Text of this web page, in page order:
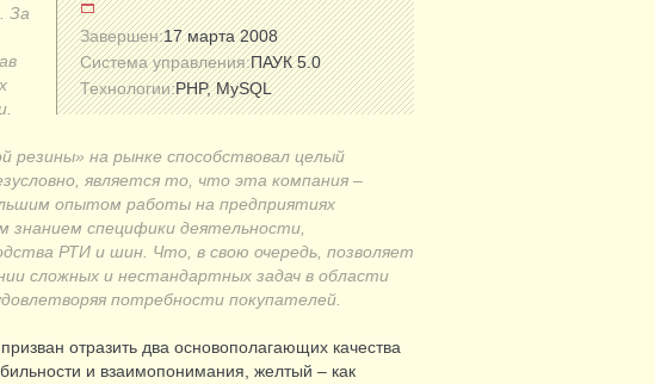
Завершен:17 марта 2008
Система управления:ПАУК 5.0
Технологии:PHP, MySQL
За
резины» на рынке способствовал целый
является то, что эта компания –
опытом работы на предприятиях
специфики деятельности,
РТИ и шин. Что, в свою очередь, позволяет
сложных и нестандартных задач в области
потребности покупателей.
отразить два основополагающих качества
и взаимопонимания, желтый – как